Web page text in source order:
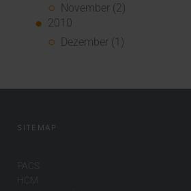
November (2)
2010
Dezember (1)
SITEMAP
PACS
HCM